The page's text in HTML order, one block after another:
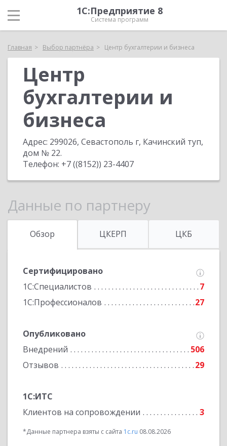
1С:Предприятие 8
Система программ
Главная Выбор партнёра Центр бухгалтерии и бизнеса
Центр
бухгалтерии и
бизнеса
Адрес: 299026, Севастополь г, Качинский туп,
дом № 22.
Телефон: +7 ((8152)) 23-4407
Данные по партнеру
Обзор ЦКЕРП ЦКБ
Сертифицировано
1С:Специалистов
7
1С:Профессионалов
27
Опубликовано
Внедрений
506
Отзывов
29
1С:ИТС
Клиентов на сопровождении
3
*Данные партнера взяты с сайта 1c.ru 08.08.2026